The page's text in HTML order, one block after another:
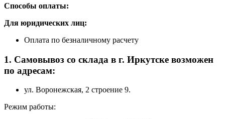
Способы оплаты:
Для юридических лиц:
Оплата по безналичному расчету
1. Самовывоз со склада в г. Иркутске возможен
по адресам:
ул. Воронежская, 2 строение 9.
Режим работы: